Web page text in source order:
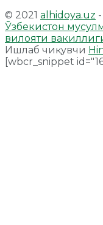
© 2021 alhidoya.uz
Ўзбекистон
вилояти
Ишлаб чиқувчи
[wbcr_snippet